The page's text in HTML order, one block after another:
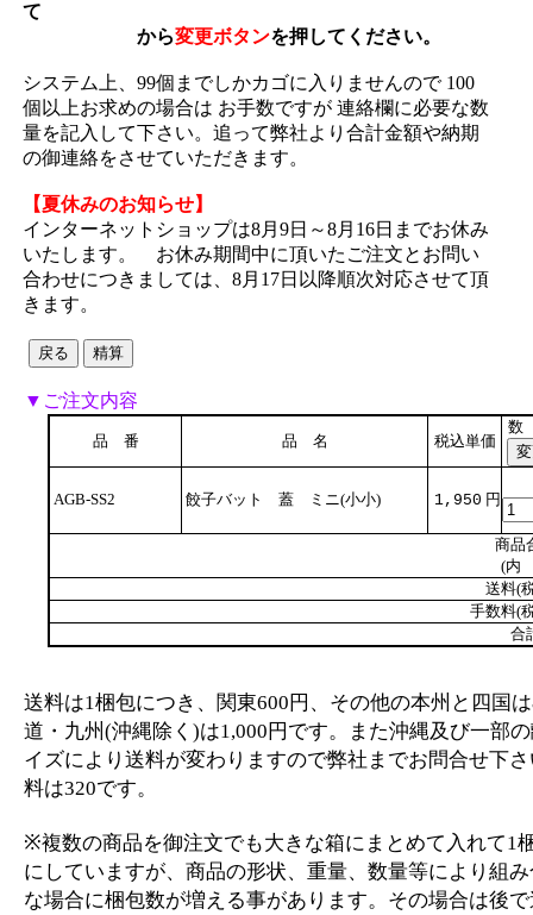
て
から変更ボタンを押してください。
システム上、99個までしかカゴに入りませんので 100
個以上お求めの場合は お手数ですが 連絡欄に必要な数
量を記入して下さい。追って弊社より合計金額や納期
の御連絡をさせていただきます。
【夏休みのお知らせ】
インターネットショップは8月9日～8月16日までお休み
いたします。 お休み期間中に頂いたご注文とお問い
合わせにつきましては、8月17日以降順次対応させて頂
きます。
▼ご注文内容
品 番 品 名 税込単価
数
AGB-SS2 餃子バット 蓋 ミニ(小小) 1,950 円
商品
(内
送料(
手数料(
合
送料は1梱包につき、関東600円、その他の本州と四国
道・九州(沖縄除く)は1,000円です。また沖縄及び一部
イズにより送料が変わりますので弊社までお問合せ下
料は320です。
※複数の商品を御注文でも大きな箱にまとめて入れて1
にしていますが、商品の形状、重量、数量等により組
な場合に梱包数が増える事があります。その場合は後